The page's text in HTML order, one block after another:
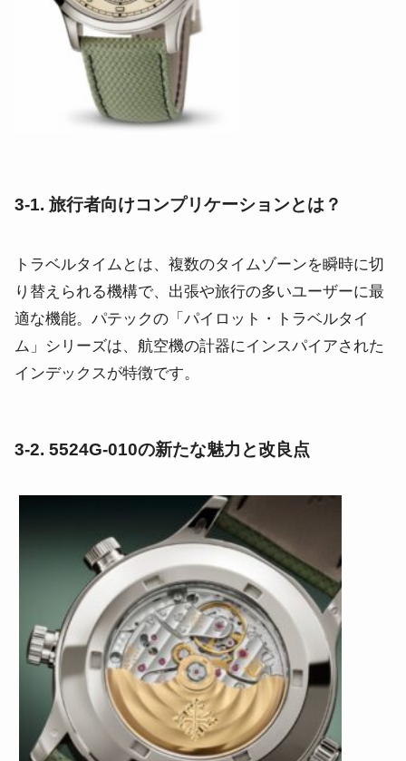
3-1. 旅行者向けコンプリケーションとは？
トラベルタイムとは、複数のタイムゾーンを瞬時に切
り替えられる機構で、出張や旅行の多いユーザーに最
適な機能。パテックの「パイロット・トラベルタイ
ム」シリーズは、航空機の計器にインスパイアされた
インデックスが特徴です。
3-2. 5524G-010の新たな魅力と改良点